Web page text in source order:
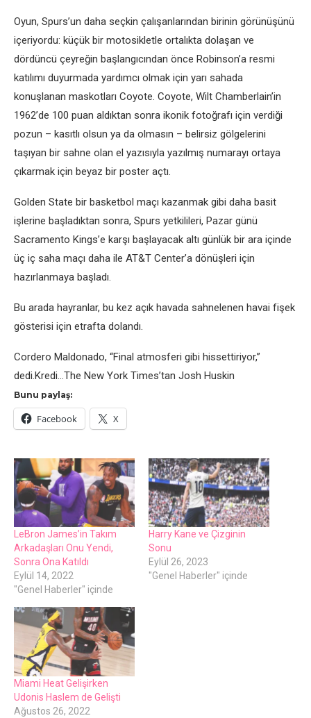
Oyun, Spurs’un daha seçkin çalışanlarından birinin görünüşünü
içeriyordu: küçük bir motosikletle ortalıkta dolaşan ve
dördüncü çeyreğin başlangıcından önce Robinson’a resmi
katılımı duyurmada yardımcı olmak için yarı sahada
konuşlanan maskotları Coyote. Coyote, Wilt Chamberlain’in
1962’de 100 puan aldıktan sonra ikonik fotoğrafı için verdiği
pozun – kasıtlı olsun ya da olmasın – belirsiz gölgelerini
taşıyan bir sahne olan el yazısıyla yazılmış numarayı ortaya
çıkarmak için beyaz bir poster açtı.
Golden State bir basketbol maçı kazanmak gibi daha basit
işlerine başladıktan sonra, Spurs yetkilileri, Pazar günü
Sacramento Kings’e karşı başlayacak altı günlük bir ara içinde
üç iç saha maçı daha ile AT&T Center’a dönüşleri için
hazırlanmaya başladı.
Bu arada hayranlar, bu kez açık havada sahnelenen havai fişek
gösterisi için etrafta dolandı.
Cordero Maldonado, “Final atmosferi gibi hissettiriyor,”
dedi.Kredi…The New York Times’tan Josh Huskin
Bunu paylaş:
Facebook X
LeBron James’in Takım
Arkadaşları Onu Yendi,
Sonra Ona Katıldı
Eylül 14, 2022
"Genel Haberler" içinde
Harry Kane ve Çizginin
Sonu
Eylül 26, 2023
"Genel Haberler" içinde
Miami Heat Gelişirken
Udonis Haslem de Gelişti
Ağustos 26, 2022